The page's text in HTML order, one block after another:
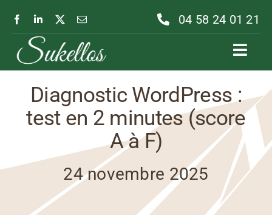
contenu
04 58 24 01 21
Diagnostic WordPress :
test en 2 minutes (score
A à F)
24 novembre 2025